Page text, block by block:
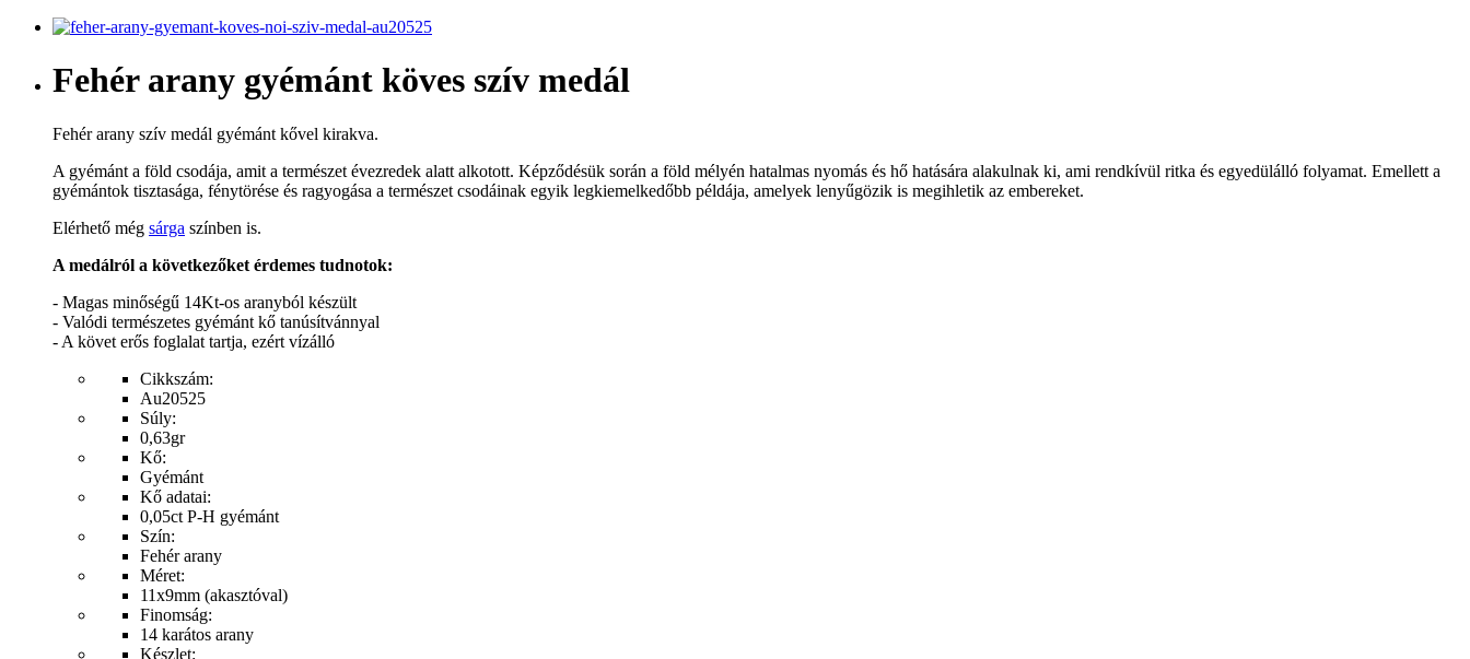
Fehér arany gyémánt köves szív medál
Fehér arany szív medál gyémánt kővel kirakva.
A gyémánt a föld csodája, amit a természet évezredek alatt alkotott. Képződésük során a föld mélyén hatalmas nyomás és hő hatására alakulnak ki, ami rendkívül ritka és egyedülálló folyamat. Emellett a
gyémántok tisztasága, fénytörése és ragyogása a természet csodáinak egyik legkiemelkedőbb példája, amelyek lenyűgözik is megihletik az embereket.
Elérhető még sárga színben is.
A medálról a következőket érdemes tudnotok:
- Magas minőségű 14Kt-os aranyból készült
- Valódi természetes gyémánt kő tanúsítvánnyal
- A követ erős foglalat tartja, ezért vízálló
Cikkszám:
Au20525
Súly:
0,63gr
Kő:
Gyémánt
Kő adatai:
0,05ct P-H gyémánt
Szín:
Fehér arany
Méret:
11x9mm (akasztóval)
Finomság:
14 karátos arany
Készlet: